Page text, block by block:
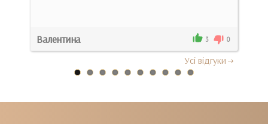
Валентина 3 0
Усi вiдгуки